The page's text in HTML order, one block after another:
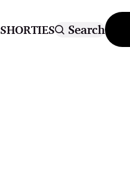
SHORTIES Search